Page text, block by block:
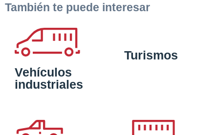
También te puede interesar
Vehículos
industriales
Turismos